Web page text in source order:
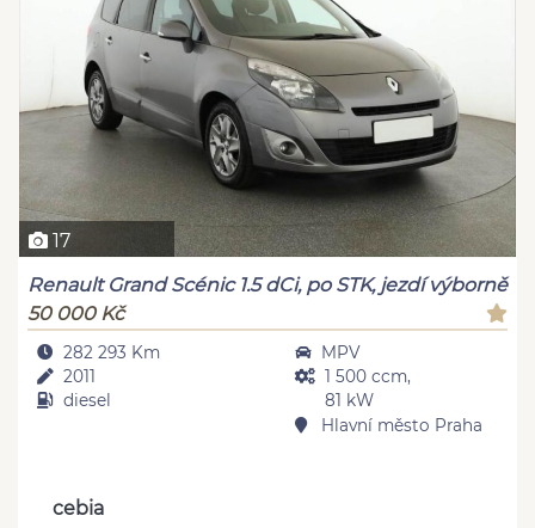
17
Renault Grand Scénic 1.5 dCi, po STK, jezdí výborně
50 000 Kč
282 293 Km
2011
diesel
MPV
1 500 ccm,
81 kW
Hlavní město Praha
cebia